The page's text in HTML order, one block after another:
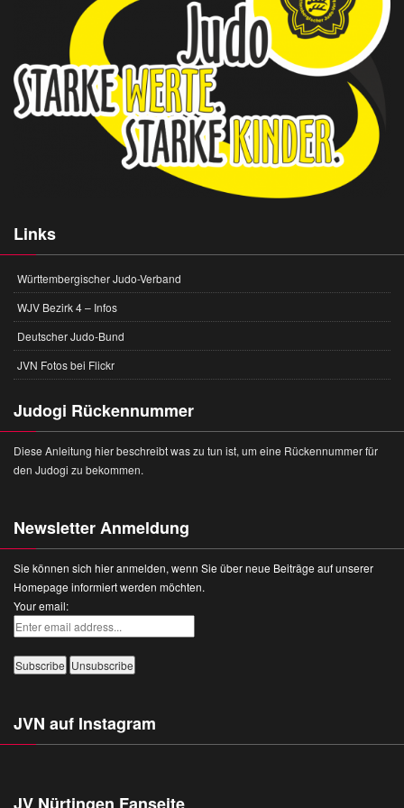
Links
Württembergischer Judo-Verband
WJV Bezirk 4 – Infos
Deutscher Judo-Bund
JVN Fotos bei Flickr
Judogi Rückennummer
Diese Anleitung hier beschreibt was zu tun ist, um eine Rückennummer für
den Judogi zu bekommen.
Newsletter Anmeldung
Sie können sich hier anmelden, wenn Sie über neue Beiträge auf unserer
Homepage informiert werden möchten.
Your email:
JVN auf Instagram